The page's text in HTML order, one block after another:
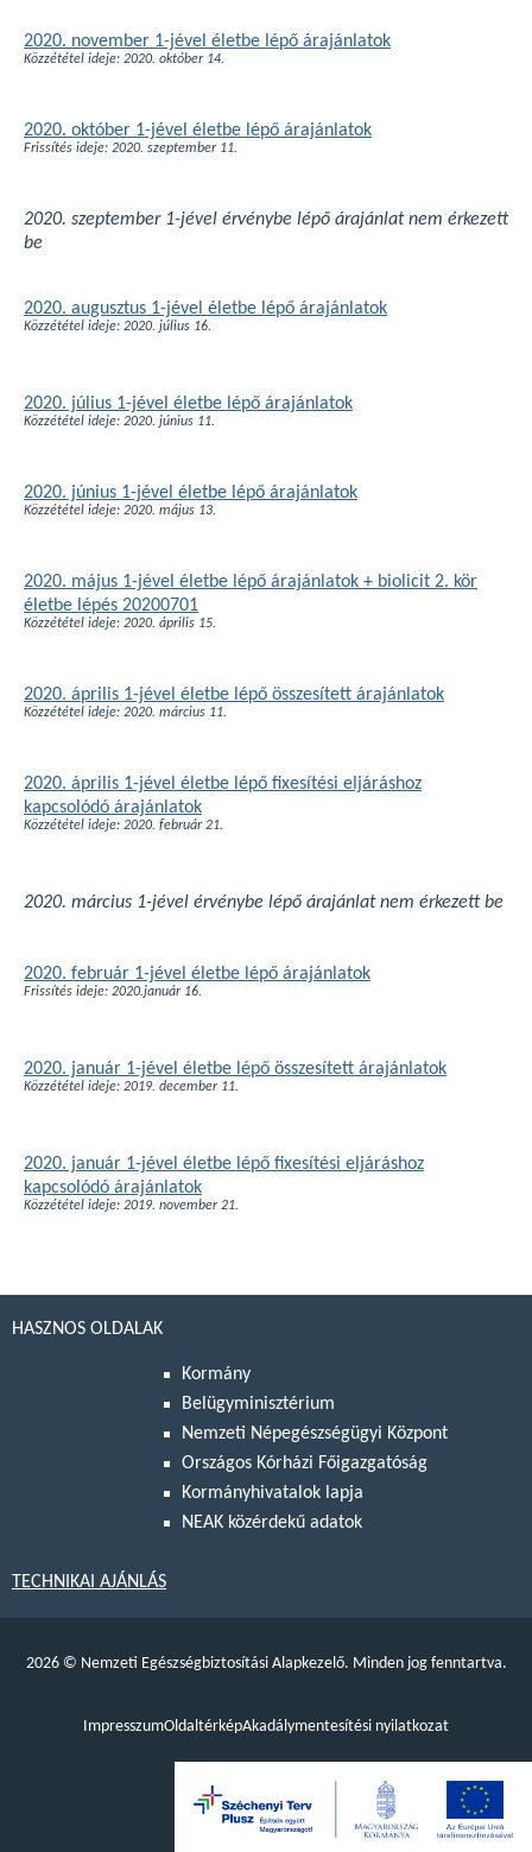
2020. november 1-jével életbe lépő árajánlatok
Közzététel ideje: 2020. október 14.
2020. október 1-jével életbe lépő árajánlatok
Frissítés ideje: 2020. szeptember 11.
2020. szeptember 1-jével érvénybe lépő árajánlat nem érkezett
be
2020. augusztus 1-jével életbe lépő árajánlatok
Közzététel ideje: 2020. július 16.
2020. július 1-jével életbe lépő árajánlatok
Közzététel ideje: 2020. június 11.
2020. június 1-jével életbe lépő árajánlatok
Közzététel ideje: 2020. május 13.
2020. május 1-jével életbe lépő árajánlatok + biolicit 2. kör
életbe lépés 20200701
Közzététel ideje: 2020. április 15.
2020. április 1-jével életbe lépő összesített árajánlatok
Közzététel ideje: 2020. március 11.
2020. április 1-jével életbe lépő fixesítési eljáráshoz
kapcsolódó árajánlatok
Közzététel ideje: 2020. február 21.
2020. március 1-jével érvénybe lépő árajánlat nem érkezett be
2020. február 1-jével életbe lépő árajánlatok
Frissítés ideje: 2020.január 16.
2020. január 1-jével életbe lépő összesített árajánlatok
Közzététel ideje: 2019. december 11.
2020. január 1-jével életbe lépő fixesítési eljáráshoz
kapcsolódó árajánlatok
Közzététel ideje: 2019. november 21.
HASZNOS OLDALAK
Kormány
Belügyminisztérium
Nemzeti Népegészségügyi Központ
Országos Kórházi Főigazgatóság
Kormányhivatalok lapja
NEAK közérdekű adatok
TECHNIKAI AJÁNLÁS
2026 © Nemzeti Egészségbiztosítási Alapkezelő. Minden jog fenntartva.
ImpresszumOldaltérképAkadálymentesítési nyilatkozat